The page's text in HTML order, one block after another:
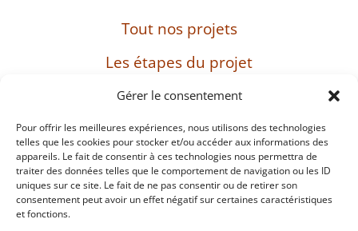
Gérer le consentement
Pour offrir les meilleures expériences, nous utilisons des technologies
telles que les cookies pour stocker et/ou accéder aux informations des
appareils. Le fait de consentir à ces technologies nous permettra de
traiter des données telles que le comportement de navigation ou les ID
uniques sur ce site. Le fait de ne pas consentir ou de retirer son
consentement peut avoir un effet négatif sur certaines caractéristiques
et fonctions.
Tout nos projets
Les étapes du projet
L’entreprise
SIRET : 482 897 469 00037 – Capital : 8 000 euros
– TVA intracommunautaire : FR38482897469